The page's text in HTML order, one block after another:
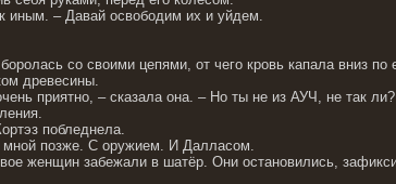
иным. – Давай освободим их и уйдем.
со своими цепями, от чего кровь капала вниз
древесины.
приятно, – сказала она. – Но ты не из АУЧ, не так
побледнела.
позже. С оружием. И Далласом.
женщин забежали в шатёр. Они остановились,